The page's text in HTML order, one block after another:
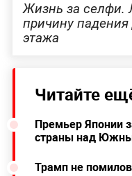
Жизнь за селфи.
причину
этажа
Читайте
Премьер Японии
страны над
Трамп не